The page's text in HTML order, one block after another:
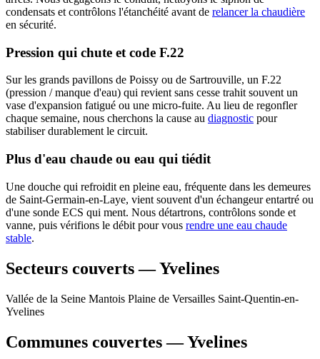
condensats et contrôlons l'étanchéité avant de relancer la chaudière
en sécurité.
Pression qui chute et code F.22
Sur les grands pavillons de Poissy ou de Sartrouville, un F.22
(pression / manque d'eau) qui revient sans cesse trahit souvent un
vase d'expansion fatigué ou une micro-fuite. Au lieu de regonfler
chaque semaine, nous cherchons la cause au diagnostic pour
stabiliser durablement le circuit.
Plus d'eau chaude ou eau qui tiédit
Une douche qui refroidit en pleine eau, fréquente dans les demeures
de Saint-Germain-en-Laye, vient souvent d'un échangeur entartré ou
d'une sonde ECS qui ment. Nous détartrons, contrôlons sonde et
vanne, puis vérifions le débit pour vous rendre une eau chaude
stable.
Secteurs couverts — Yvelines
Vallée de la Seine Mantois Plaine de Versailles Saint-Quentin-en-
Yvelines
Communes couvertes — Yvelines